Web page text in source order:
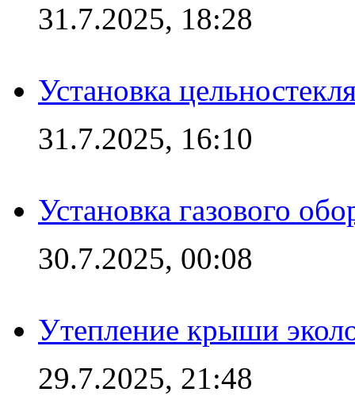
31.7.2025, 18:28
Установка
31.7.2025, 16:10
Установка газового
30.7.2025, 00:08
Утепление крыши
29.7.2025, 21:48